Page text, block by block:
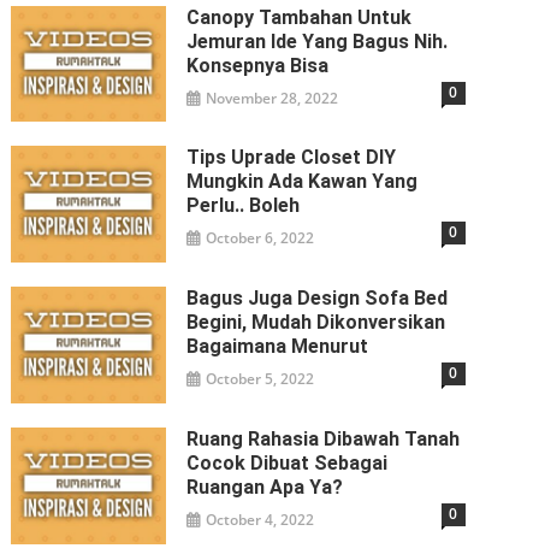
Canopy Tambahan Untuk
Jemuran Ide Yang Bagus Nih.
Konsepnya Bisa
November 28, 2022 0
Tips Uprade Closet DIY
Mungkin Ada Kawan Yang
Perlu.. Boleh
October 6, 2022 0
Bagus Juga Design Sofa Bed
Begini, Mudah Dikonversikan
Bagaimana Menurut
October 5, 2022 0
Ruang Rahasia Dibawah Tanah
Cocok Dibuat Sebagai
Ruangan Apa Ya?
October 4, 2022 0